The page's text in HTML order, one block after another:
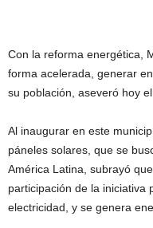
Con la reforma energética,
forma acelerada, generar
su población, aseveró hoy
Al inaugurar en este
páneles solares, que se
América Latina, subrayó
participación de la iniciativa
electricidad, y se genera